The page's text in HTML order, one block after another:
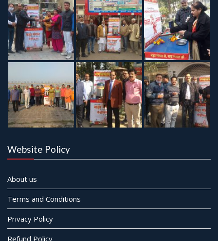
Website Policy
About us
Terms and Conditions
Privacy Policy
Refund Policy